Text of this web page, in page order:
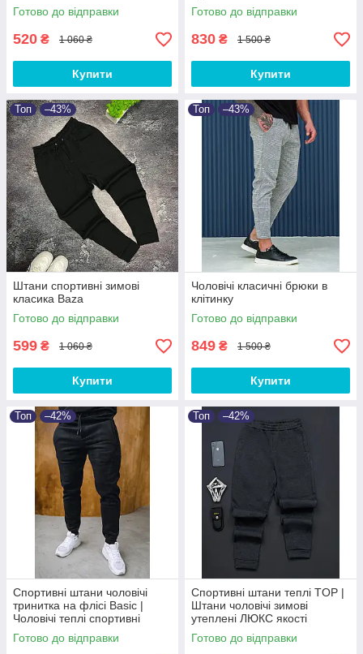
Готово до відправки
520 ₴ 1 060 ₴
Купити
Готово до відправки
830 ₴ 1 500 ₴
Купити
Топ –43%
Штани спортивні зимові
класика Baza
Готово до відправки
599 ₴ 1 060 ₴
Купити
Топ –43%
Чоловічі класичні брюки в
клітинку
Готово до відправки
849 ₴ 1 500 ₴
Купити
Топ –42%
Спортивні штани чоловічі
тринитка на флісі Basic |
Чоловічі теплі спортивні
штани від XS до 3XL
Готово до відправки
Топ –42%
Спортивні штани теплі TOP |
Штани чоловічі зимові
утеплені ЛЮКС якості
Готово до відправки